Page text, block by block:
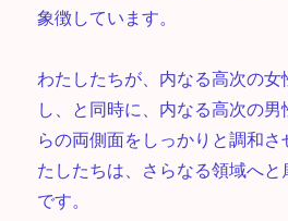
象徴しています。
わたしたちが、内なる高次の
し、と同時に、内なる高次の
らの両側面をしっかりと調和
たしたちは、さらなる領域へ
です。